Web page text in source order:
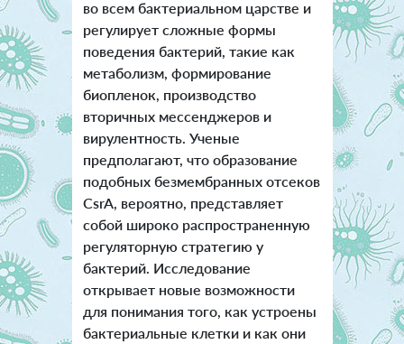
во всем бактериальном царстве и
регулирует сложные формы
поведения бактерий, такие как
метаболизм, формирование
биопленок, производство
вторичных мессенджеров и
вирулентность. Ученые
предполагают, что образование
подобных безмембранных отсеков
CsrA, вероятно, представляет
собой широко распространенную
регуляторную стратегию у
бактерий. Исследование
открывает новые возможности
для понимания того, как устроены
бактериальные клетки и как они